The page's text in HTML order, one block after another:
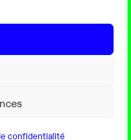
confidentialité